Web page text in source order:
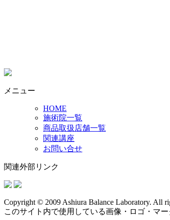
メニュー
HOME
施術院一覧
商品取扱店舗一覧
関連講座
お問い合せ
関連外部リンク
Copyright © 2009 Ashiura Balance Laboratory. All
このサイト内で使用している画像・ロゴ・マ